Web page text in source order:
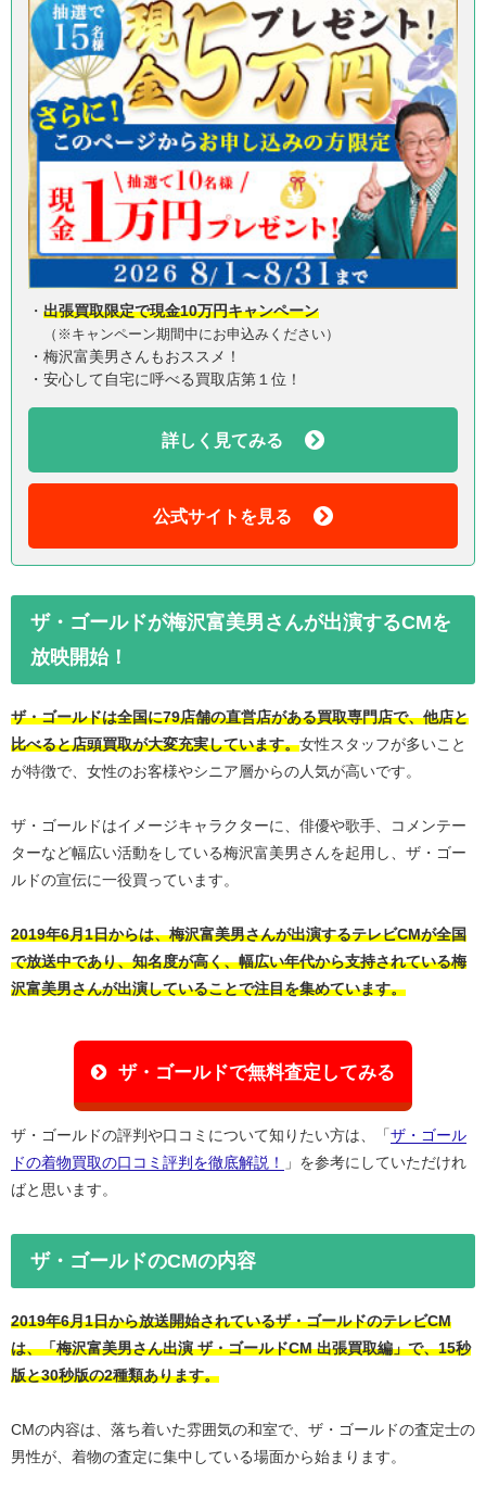
・ 出張買取限定で現金10万円キャンペーン
（※キャンペーン期間中にお申込みください）
・梅沢富美男さんもおススメ！
・安心して自宅に呼べる買取店第１位！
詳しく見てみる
公式サイトを見る
ザ・ゴールドが梅沢富美男さんが出演するCMを
放映開始！
ザ・ゴールドは全国に79店舗の直営店がある買取専門店で、他店と
比べると店頭買取が大変充実しています。女性スタッフが多いこと
が特徴で、女性のお客様やシニア層からの人気が高いです。
ザ・ゴールドはイメージキャラクターに、俳優や歌手、コメンテー
ターなど幅広い活動をしている梅沢富美男さんを起用し、ザ・ゴー
ルドの宣伝に一役買っています。
2019年6月1日からは、梅沢富美男さんが出演するテレビCMが全国
で放送中であり、知名度が高く、幅広い年代から支持されている梅
沢富美男さんが出演していることで注目を集めています。
ザ・ゴールドで無料査定してみる
ザ・ゴールドの評判や口コミについて知りたい方は、「 ザ・ゴール
ドの着物買取の口コミ評判を徹底解説！
」を参考にしていただけれ
ばと思います。
ザ・ゴールドのCMの内容
2019年6月1日から放送開始されているザ・ゴールドのテレビCM
は、「梅沢富美男さん出演 ザ・ゴールドCM 出張買取編」で、15秒
版と30秒版の2種類あります。
CMの内容は、落ち着いた雰囲気の和室で、ザ・ゴールドの査定士の
男性が、着物の査定に集中している場面から始まります。